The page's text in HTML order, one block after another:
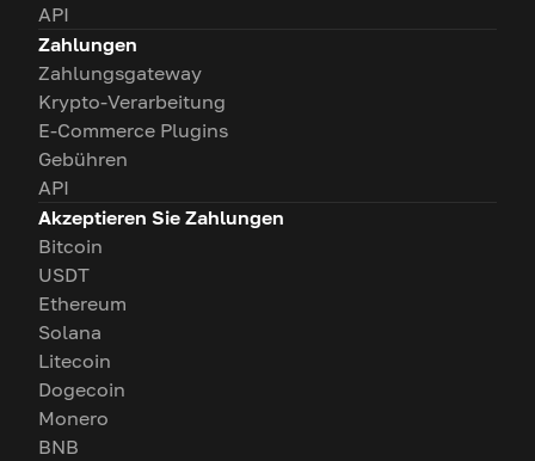
API
Zahlungen
Zahlungsgateway
Krypto-Verarbeitung
E-Commerce Plugins
Gebühren
API
Akzeptieren Sie Zahlungen
Bitcoin
USDT
Ethereum
Solana
Litecoin
Dogecoin
Monero
BNB